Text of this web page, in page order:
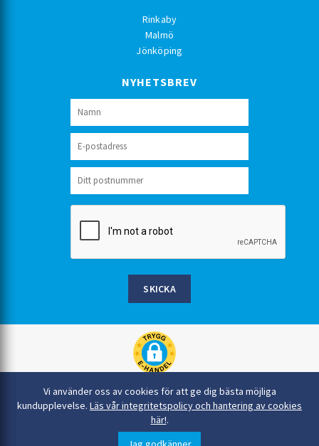
Vi använder oss av cookies för att ge dig bästa möjliga
kundupplevelse. Läs vår integritetspolicy och hantering av cookies
här!.
Rinkaby
Malmö
Jönköping
NYHETSBREV
SKICKA
Rinkaby Rör AB, Box 54, 296 21 Åhus
044-22 54 90
info@rinkabyror.se
© Alla rättigheter tillhör Rinkaby Rör AB